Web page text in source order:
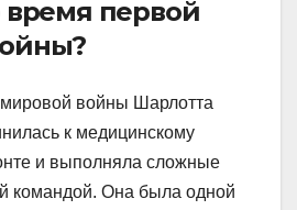
время первой
войны Шарлотта
к медицинскому
и выполняла сложные
командой. Она была одной